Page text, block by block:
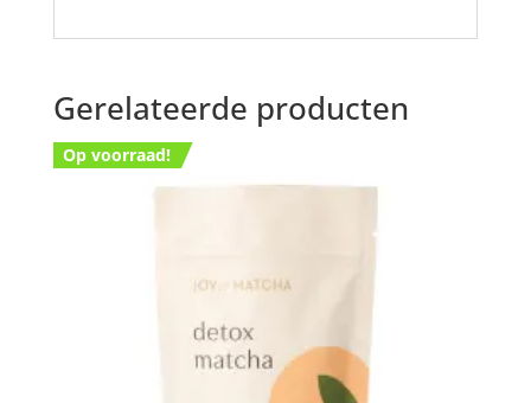
Gerelateerde producten
Op voorraad!